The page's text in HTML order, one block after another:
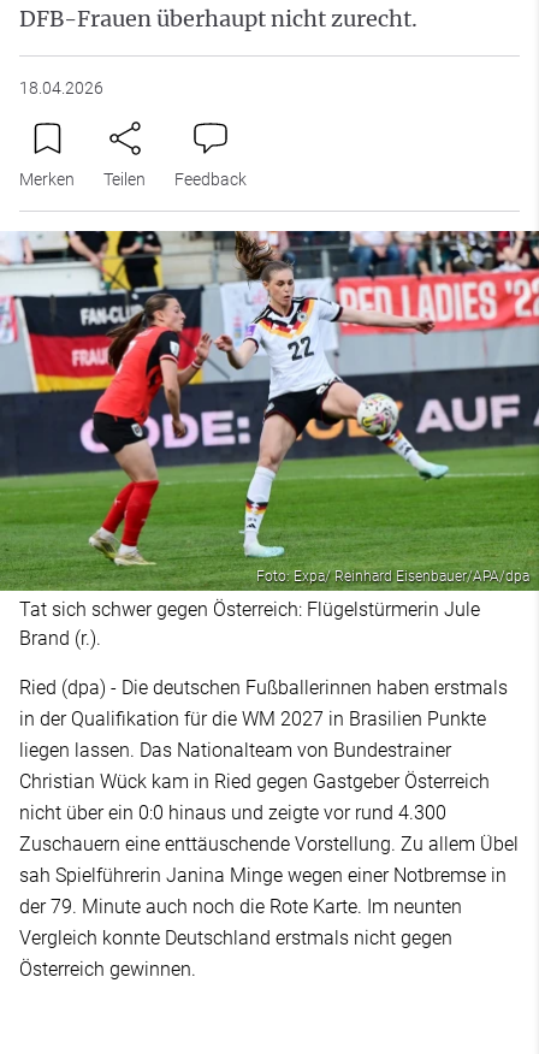
DFB-Frauen überhaupt nicht zurecht.
18.04.2026
Merken Teilen Feedback
Foto: Expa/ Reinhard Eisenbauer/APA/dpa
Tat sich schwer gegen Österreich: Flügelstürmerin Jule
Brand (r.).
Ried (dpa) - Die deutschen Fußballerinnen haben erstmals
in der Qualifikation für die WM 2027 in Brasilien Punkte
liegen lassen. Das Nationalteam von Bundestrainer
Christian Wück kam in Ried gegen Gastgeber Österreich
nicht über ein 0:0 hinaus und zeigte vor rund 4.300
Zuschauern eine enttäuschende Vorstellung. Zu allem Übel
sah Spielführerin Janina Minge wegen einer Notbremse in
der 79. Minute auch noch die Rote Karte. Im neunten
Vergleich konnte Deutschland erstmals nicht gegen
Österreich gewinnen.